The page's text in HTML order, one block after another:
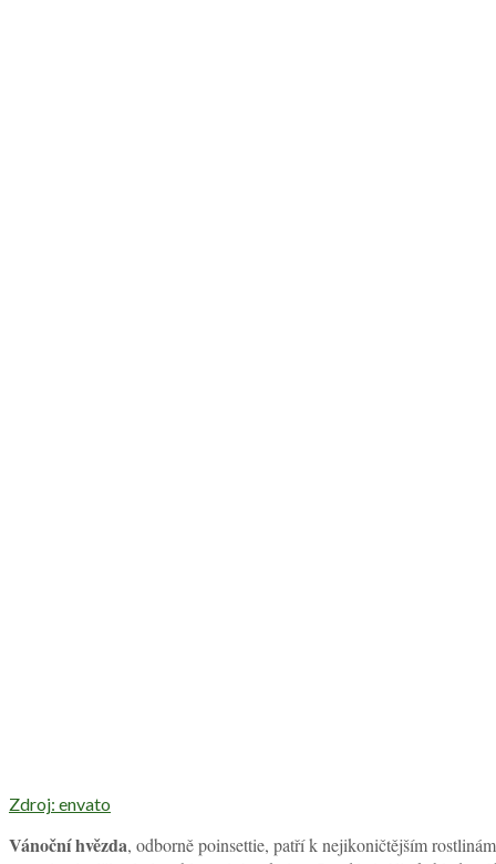
Zdroj: envato
Vánoční hvězda, odborně poinsettie, patří k nejikoničtějším